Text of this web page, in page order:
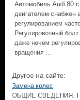
Автомобиль Audi 80
двигателем снабжен
регулированием
Регулировочный болт
даже нечем
вращения ...
Другое на сайте:
Замена колес
ОБЩИЕ СВЕДЕНИЯ.